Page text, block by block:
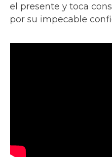
el presente y toca
por su impecable